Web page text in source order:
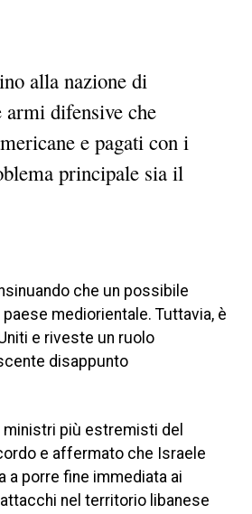
alla nazione di
difensive che
e pagati con i
principale sia il
che un possibile
mediorientale. Tuttavia, è
e riveste un ruolo
disappunto
ministri più estremisti del
e affermato che Israele
a porre fine immediata ai
nel territorio libanese